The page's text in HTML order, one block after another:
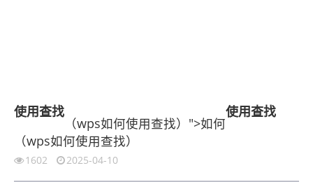
使用查找
（wps如何使用查找）">如何
使用查找
（wps如何使用查找）
1602 2025-04-10